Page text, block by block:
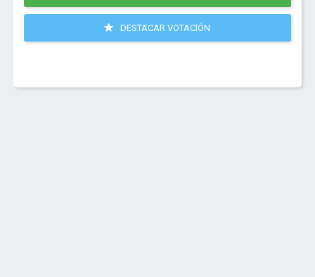
DESTACAR VOTACIÓN